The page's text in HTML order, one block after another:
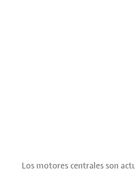
Los motores centrales son